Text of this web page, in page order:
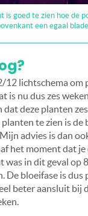
is goed te zien hoe de
een egaal
12 lichtschema om
is nu dus zes
dat deze planten
planten te zien is de
advies is dan
het moment dat
in dit geval op 8
De bloeifase is dus
beter aansluit bij